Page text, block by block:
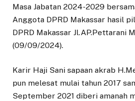
Masa Jabatan 2024-2029
Anggota DPRD Makassar hasil
DPRD Makassar Jl.AP.Pettarani
(09/09/2024).
Karir Haji Sani sapaan akrab
pun melesat mulai tahun 2017
September 2021 diberi amanah